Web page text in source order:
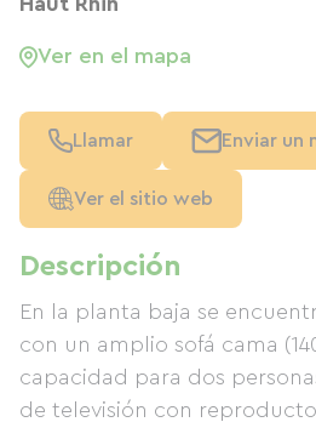
Descripción
En la planta baja se
con un amplio sofá cama
capacidad para dos
de televisión con
Ver en el mapa
Llamar Enviar un
Ver el sitio web